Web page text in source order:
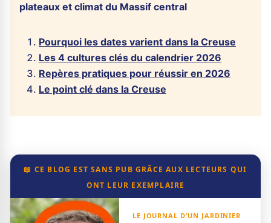
plateaux et climat du Massif central
Pourquoi les dates varient dans la Creuse
Les 4 cultures clés du calendrier 2026
Repères pratiques pour réussir en 2026
Le point clé dans la Creuse
📖 CE BLOG EST SANS PUB GRÂCE AUX LECTEURS QUI
ONT LEUR EXEMPLAIRE
LE JOURNAL D'UN JARDINIER